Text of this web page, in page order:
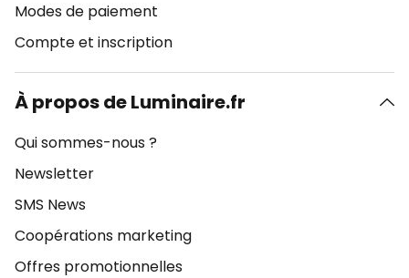
Modes de paiement
Compte et inscription
À propos de Luminaire.fr
Qui sommes-nous ?
Newsletter
SMS News
Coopérations marketing
Offres promotionnelles